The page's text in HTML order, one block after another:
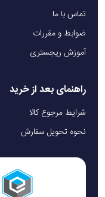
تماس با ما
ضوابط و مقررات
آموزش ریجستری
راهنمای بعد از خرید
شرایط مرجوع کالا
نحوه تحویل سفارش